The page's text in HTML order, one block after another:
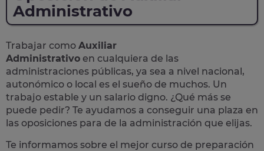
Administrativo
Trabajar como Auxiliar
Administrativo en cualquiera de las
administraciones públicas, ya sea a nivel nacional,
autonómico o local es el sueño de muchos. Un
trabajo estable y un salario digno. ¿Qué más se
puede pedir? Te ayudamos a conseguir una plaza en
las oposiciones para de la administración que elijas.
Te informamos sobre el mejor curso de preparación